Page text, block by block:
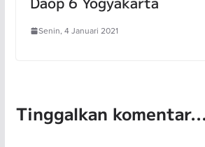
Senin, 4 Januari 2021
Tinggalkan komentar...